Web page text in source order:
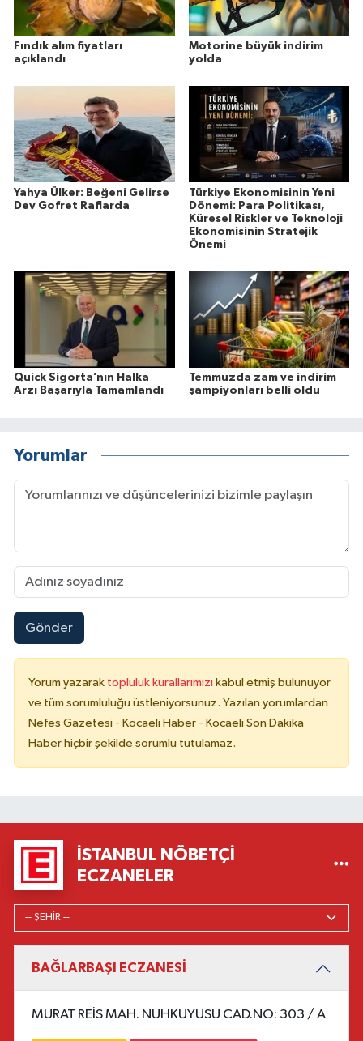
Fındık alım fiyatları
açıklandı
Motorine büyük indirim
yolda
Yahya Ülker: Beğeni Gelirse
Dev Gofret Raflarda
Türkiye Ekonomisinin Yeni
Dönemi: Para Politikası,
Küresel Riskler ve Teknoloji
Ekonomisinin Stratejik
Önemi
Quick Sigorta’nın Halka
Arzı Başarıyla Tamamlandı
Temmuzda zam ve indirim
şampiyonları belli oldu
Yorumlar
Gönder
Yorum yazarak topluluk kurallarımızı kabul etmiş bulunuyor
ve tüm sorumluluğu üstleniyorsunuz. Yazılan yorumlardan
Nefes Gazetesi - Kocaeli Haber - Kocaeli Son Dakika
Haber hiçbir şekilde sorumlu tutulamaz.
İSTANBUL NÖBETÇI
ECZANELER
BAĞLARBAŞI ECZANESİ
MURAT REİS MAH. NUHKUYUSU CAD.NO: 303 / A